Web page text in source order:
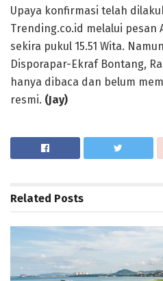
Upaya konfirmasi telah
Trending.co.id melalui pesan
sekira pukul 15.51 Wita.
Disporapar-Ekraf Bontang,
hanya dibaca dan belum
resmi. (Jay)
Related Posts